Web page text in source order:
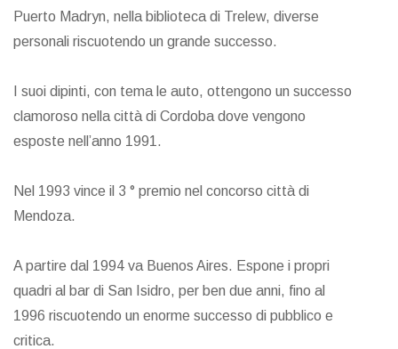
Puerto Madryn, nella biblioteca di Trelew, diverse
personali riscuotendo un grande successo.
I suoi dipinti, con tema le auto, ottengono un successo
clamoroso nella città di Cordoba dove vengono
esposte nell’anno 1991.
Nel 1993 vince il 3 ° premio nel concorso città di
Mendoza.
A partire dal 1994 va Buenos Aires. Espone i propri
quadri al bar di San Isidro, per ben due anni, fino al
1996 riscuotendo un enorme successo di pubblico e
critica.